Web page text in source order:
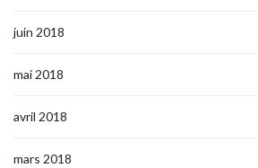
juin 2018
mai 2018
avril 2018
mars 2018